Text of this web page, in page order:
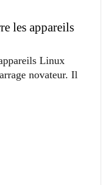
les appareils
Linux
novateur. Il